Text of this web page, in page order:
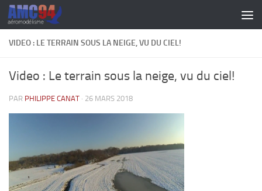
Skip to content
VIDEO : LE TERRAIN SOUS LA NEIGE, VU DU CIEL!
Video : Le terrain sous la neige, vu du ciel!
PAR PHILIPPE CANAT · 26 MARS 2018